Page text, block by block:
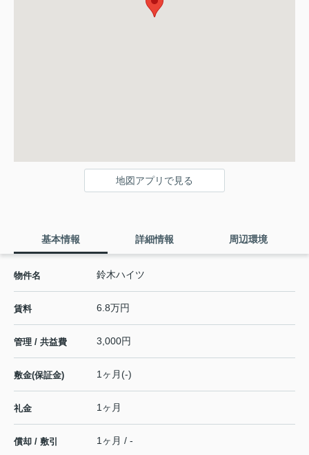
地図アプリで見る
基本情報 詳細情報 周辺環境
物件名 鈴木ハイツ
賃料 6.8万円
管理 / 共益費 3,000円
敷金(保証金) 1ヶ月(-)
礼金 1ヶ月
償却 / 敷引 1ヶ月 / -